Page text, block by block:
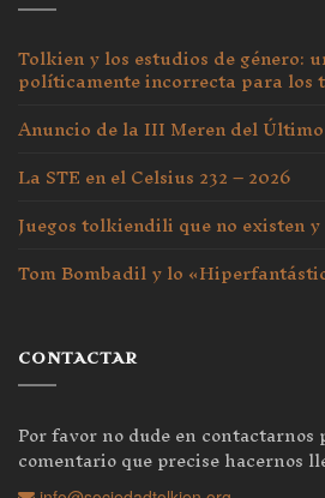
Tolkien y los estudios de género:
políticamente incorrecta para los
Anuncio de la III Meren del
La STE en el Celsius 232 – 2026
Juegos tolkiendili que no existen
Tom Bombadil y lo
CONTACTAR
Por favor no dude en
comentario que precise hacernos